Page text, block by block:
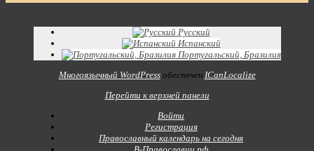
Русский
Испанский
Португальский, Бразилия
Многоязычный WordPressобеспечен ICanLocalize
Перейти к верхней панели
Войти
Регистрация
Православный календарь на сегодня